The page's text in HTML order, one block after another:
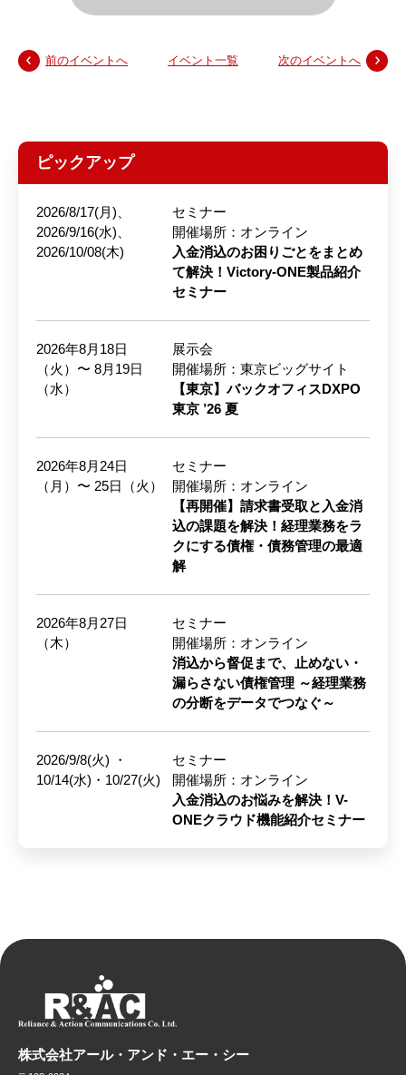
前のイベントへ イベント一覧 次のイベントへ
ピックアップ
2026/8/17(月)、
2026/9/16(水)、
2026/10/08(木)
セミナー
開催場所：オンライン
入金消込のお困りごとをまとめ
て解決！Victory-ONE製品紹介
セミナー
2026年8月18日
（火）〜 8月19日
（水）
展示会
開催場所：東京ビッグサイト
【東京】バックオフィスDXPO
東京 ’26 夏
2026年8月24日
（月）〜 25日（火）
セミナー
開催場所：オンライン
【再開催】請求書受取と入金消
込の課題を解決！経理業務をラ
クにする債権・債務管理の最適
解
2026年8月27日
（木）
セミナー
開催場所：オンライン
消込から督促まで、止めない・
漏らさない債権管理 ～経理業務
の分断をデータでつなぐ～
2026/9/8(火) ・
10/14(水)・10/27(火)
セミナー
開催場所：オンライン
入金消込のお悩みを解決！V-
ONEクラウド機能紹介セミナー
株式会社アール・アンド・エー・シー